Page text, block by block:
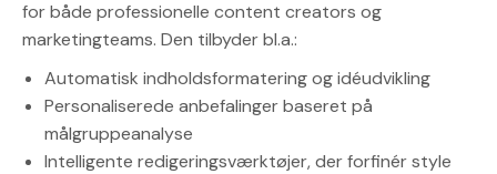
for både professionelle content creators og
marketingteams. Den tilbyder bl.a.:
Automatisk indholdsformatering og idéudvikling
Personaliserede anbefalinger baseret på
målgruppeanalyse
Intelligente redigeringsværktøjer, der forfinér style